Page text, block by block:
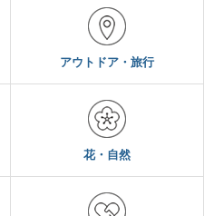
アウトドア・旅行
花・自然